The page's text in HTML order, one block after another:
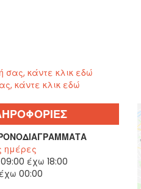
σας, κάντε κλικ εδώ
κάντε κλικ εδώ
ημέρες
έχω 18:00
έχω 00:00